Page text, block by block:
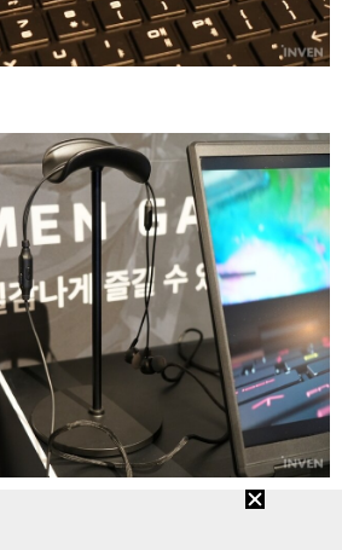
유선 이어폰, 클라우드 이어버즈 III도 확인할 수 있었다